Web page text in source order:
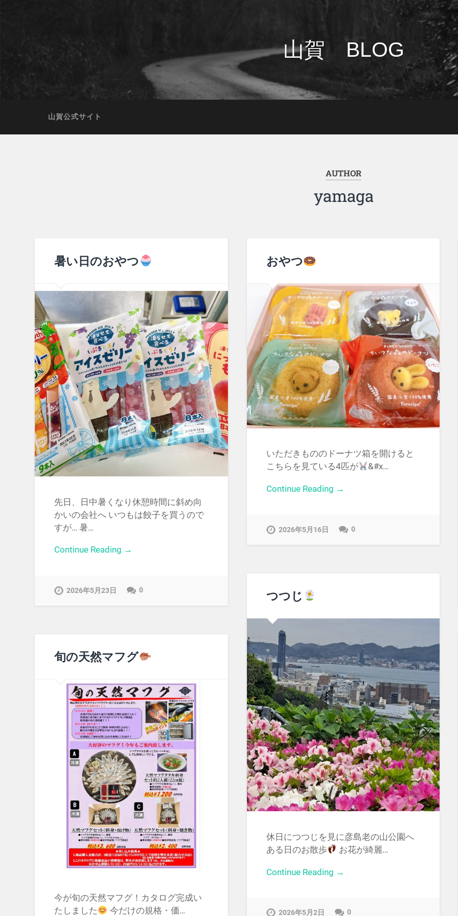
山賀 BLOG
山賀公式サイト
AUTHOR
yamaga
暑い日のおやつ
先日、日中暑くなり休憩時間に斜め向
かいの会社へ いつもは餃子を買うので
すが… 暑…
Continue Reading →
2026年5月23日 0
おやつ
いただきもののドーナツ箱を開けると
こちらを見ている4匹が
&#x…
Continue Reading →
2026年5月16日 0
つつじ
休日につつじを見に彦島老の山公園へ
ある日のお散歩
お花が綺麗…
Continue Reading →
2026年5月2日 0
旬の天然マフグ
今が旬の天然マフグ！カタログ完成い
たしました
今だけの規格・価…